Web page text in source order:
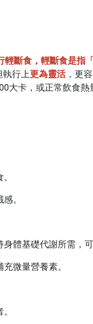
輕斷食，輕斷食是指
執行上更為靈活，更
大卡，或正常飲食熱
。
體基礎代謝所需，
微量營養素。